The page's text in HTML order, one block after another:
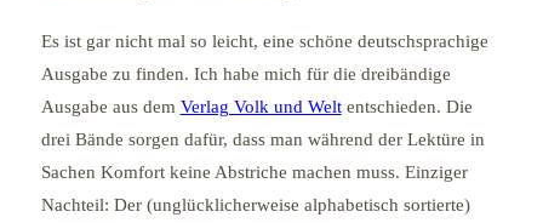
Es ist gar nicht mal so leicht, eine schöne deutschsprachige
Ausgabe zu finden. Ich habe mich für die dreibändige
Ausgabe aus dem Verlag Volk und Weltentschieden. Die
drei Bände sorgen dafür, dass man während der Lektüre in
Sachen Komfort keine Abstriche machen muss. Einziger
Nachteil: Der (unglücklicherweise alphabetisch sortierte)